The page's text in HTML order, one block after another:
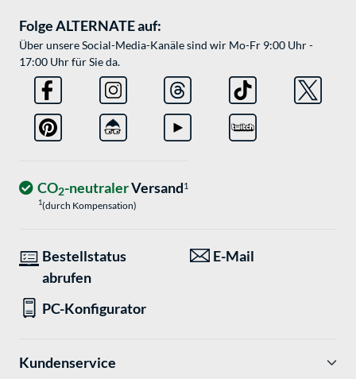
Folge ALTERNATE auf:
Über unsere Social-Media-Kanäle sind wir Mo-Fr 9:00 Uhr -
17:00 Uhr für Sie da.
CO2-neutralerVersand1
1(durch Kompensation)
Bestellstatus
abrufen
E-Mail
PC-Konfigurator
Kundenservice